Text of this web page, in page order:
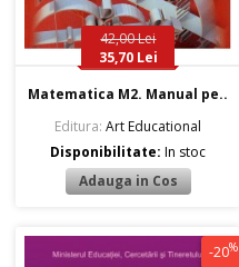
42,00 Lei
35,70 Lei
Matematica M2. Manual pe..
Editura: Art Educational
Disponibilitate:In stoc
-20%